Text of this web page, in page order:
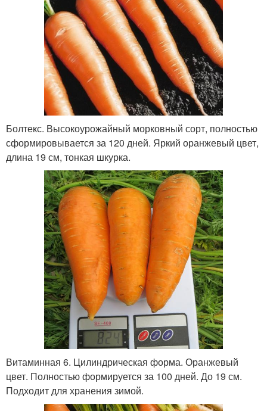
Болтекс. Высокоурожайный морковный сорт, полностью
сформировывается за 120 дней. Яркий оранжевый цвет,
длина 19 см, тонкая шкурка.
Витаминная 6. Цилиндрическая форма. Оранжевый
цвет. Полностью формируется за 100 дней. До 19 см.
Подходит для хранения зимой.